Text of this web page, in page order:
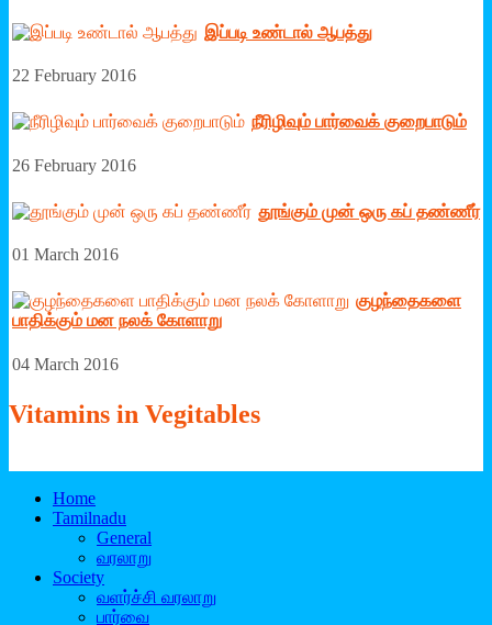
இப்படி உண்டால் ஆபத்து
22 February 2016
நீரிழிவும் பார்வைக் குறைபாடும்
26 February 2016
தூங்கும் முன் ஒரு கப் தண்ணீர்
01 March 2016
குழந்தைகளை
பாதிக்கும் மன நலக் கோளாறு
04 March 2016
Vitamins in Vegitables
Home
Tamilnadu
General
வரலாறு
Society
வளர்ச்சி வரலாறு
பார்வை